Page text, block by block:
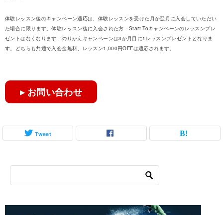
体験レッスン後のキャンペーン適応は、体験レッスンを受けた月か翌月に入会していただい
た場合に限ります。体験レッスン後に入会された方：Start Toキャンペーンのレッスンプレ
ゼントはなくなります、のりかえキャンペーンは3か月目に1レッスンプレゼントとなりま
す。どちらも共通で入会金無料、レッスン1,000円OFFは適応されます。
▸ お問い合わせ
Tweet